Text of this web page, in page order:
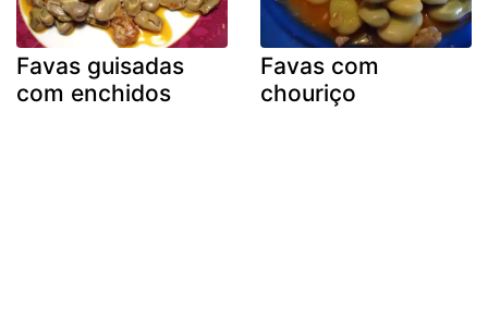
Favas guisadas
com enchidos
Favas com
chouriço